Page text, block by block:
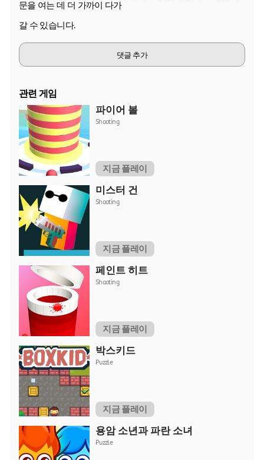
문을 여는 데 더 가까이 다가
갈 수 있습니다.
댓글 추가
관련 게임
파이어 볼
Shooting
지금 플레이
미스터 건
Shooting
지금 플레이
페인트 히트
Shooting
지금 플레이
박스키드
Puzzle
지금 플레이
용암 소년과 파란 소녀
Puzzle